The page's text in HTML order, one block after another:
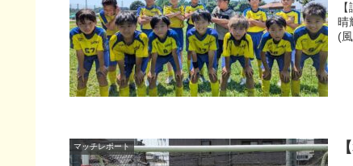
(
マッチレポート